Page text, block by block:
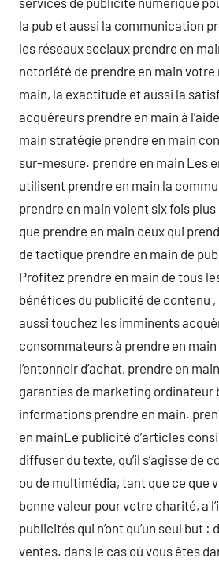
la pub et aussi la communication
les réseaux sociaux prendre en
notoriété de prendre en main votre
main, la exactitude et aussi la
acquéreurs prendre en main à
main stratégie prendre en main
sur-mesure. prendre en main Les
utilisent prendre en main la
prendre en main voient six fois
que prendre en main ceux qui
de tactique prendre en main de
Profitez prendre en main de tous
bénéfices du publicité de contenu
aussi touchez les imminents
consommateurs à prendre en
l’entonnoir d’achat, prendre en
garanties de marketing ordinateur
informations prendre en main.
en mainLe publicité d’articles
diffuser du texte, qu’il s’agisse de
ou de multimédia, tant que ce que
bonne valeur pour votre charité, a
publicités qui n’ont qu’un seul but :
ventes. dans le cas où vous êtes